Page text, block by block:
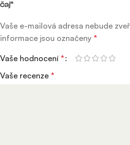
čaj“
Vaše e-mailová adresa nebude
informace jsou označeny *
Vaše hodnocení *
Vaše recenze *